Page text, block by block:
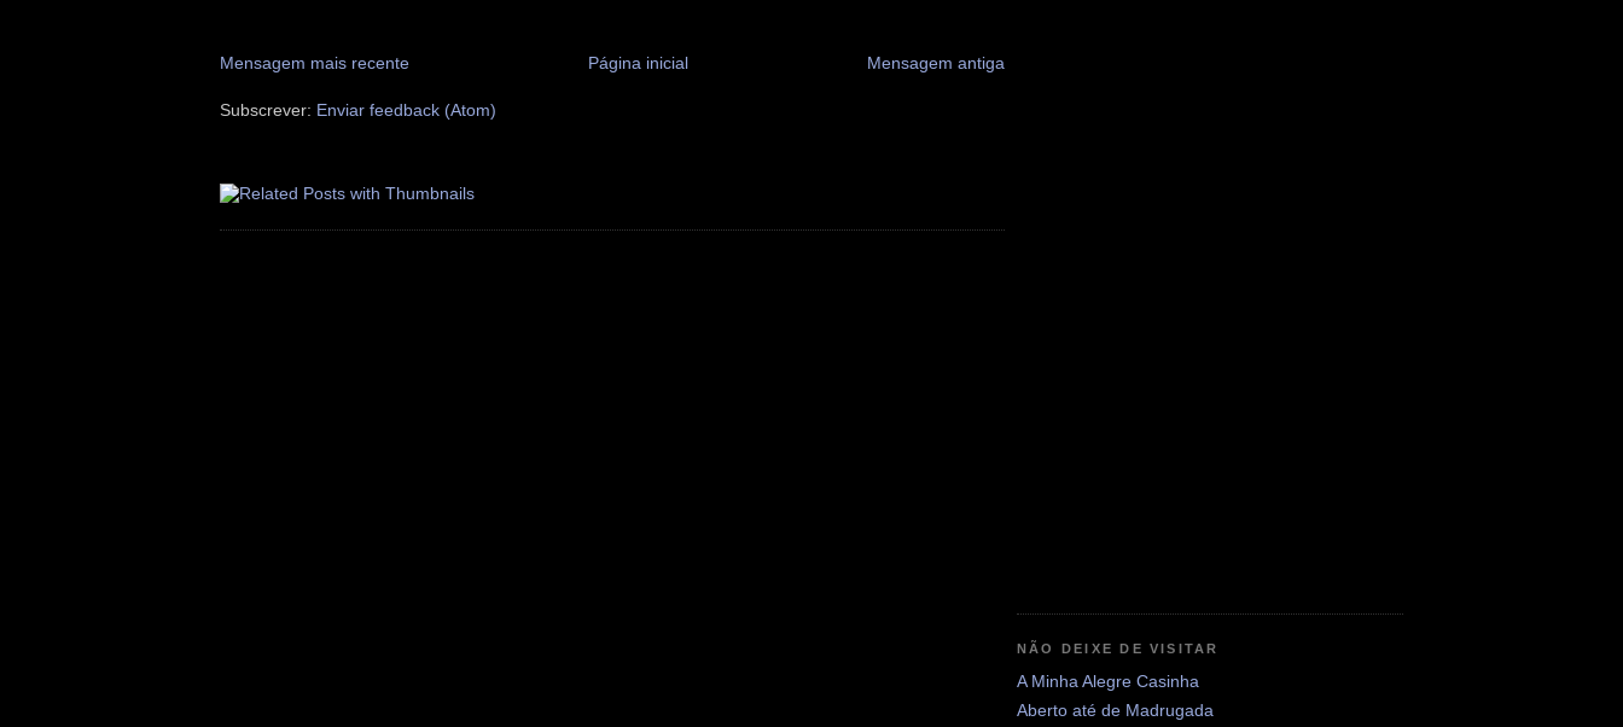
Mensagem mais recente Mensagem antiga
Página inicial
Subscrever: Enviar feedback (Atom)
NÃO DEIXE DE VISITAR
A Minha Alegre Casinha
Aberto até de Madrugada